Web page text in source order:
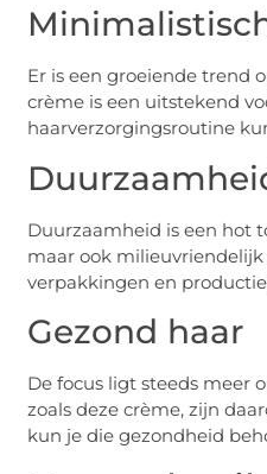
Er is een groeiende trend
crème is een uitstekend
haarverzorgingsroutine
Duurzaamheid is een hot
maar ook
verpakkingen en
Gezond haar
De focus ligt steeds meer
zoals deze crème, zijn
kun je die gezondheid